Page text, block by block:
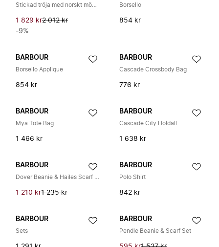
Stickad tröja med norskt mönster
1 829 kr2 012 kr
-9%
Borsello
854 kr
BARBOUR
Borsello Applique
854 kr
BARBOUR
Cascade Crossbody Bag
776 kr
BARBOUR
Mya Tote Bag
1 466 kr
BARBOUR
Cascade City Holdall
1 638 kr
BARBOUR
Dover Beanie & Hailes Scarf Gift Set
1 210 kr1 235 kr
BARBOUR
Polo Shirt
842 kr
BARBOUR
Sets
BARBOUR
Pendle Beanie & Scarf Set